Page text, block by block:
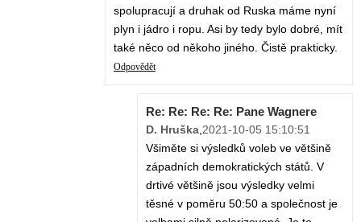
spolupracují a druhak od Ruska máme nyní
plyn i jádro i ropu. Asi by tedy bylo dobré, mít
také něco od někoho jiného. Čistě prakticky.
Odpovědět
Re: Re: Re: Re: Pane Wagnere
D. Hruška,2021-10-05 15:10:51
Všiměte si výsledků voleb ve většině
západních demokratických států. V
drtivé většině jsou výsledky velmi
těsné v poměru 50:50 a společnost je